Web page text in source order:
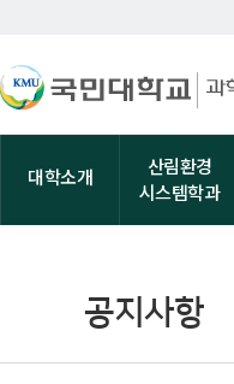
대학소개
산림환경
시스템학과
공지사항